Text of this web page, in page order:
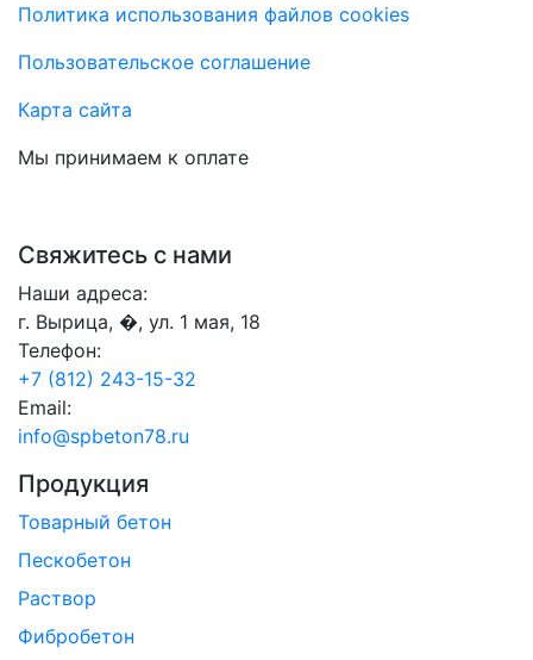
Политика использования файлов cookies
Пользовательское соглашение
Карта сайта
Мы принимаем к оплате
Свяжитесь с нами
Наши адреса:
г. Вырица, �, ул. 1 мая, 18
Телефон:
+7 (812) 243-15-32
Email:
info@spbeton78.ru
Продукция
Товарный бетон
Пескобетон
Раствор
Фибробетон